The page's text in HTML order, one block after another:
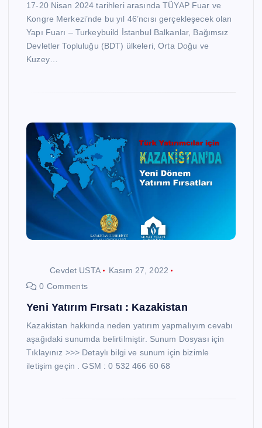
17-20 Nisan 2024 tarihleri arasında TÜYAP Fuar ve
Kongre Merkezi’nde bu yıl 46’ncısı gerçekleşecek olan
Yapı Fuarı – Turkeybuild İstanbul Balkanlar, Bağımsız
Devletler Topluluğu (BDT) ülkeleri, Orta Doğu ve
Kuzey…
Cevdet USTA
Kasım 27, 2022
0 Comments
Yeni Yatırım Fırsatı : Kazakistan
Kazakistan hakkında neden yatırım yapmalıyım cevabı
aşağıdaki sunumda belirtilmiştir. Sunum Dosyası için
Tıklayınız >>> Detaylı bilgi ve sunum için bizimle
iletişim geçin . GSM : 0 532 466 60 68